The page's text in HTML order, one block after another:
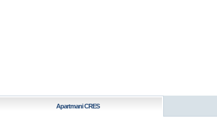
ApartmaniCRES